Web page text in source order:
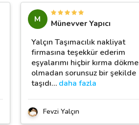
M
Münevver Yapıcı
Yalçın Taşımacılık nakliyat
firmasına teşekkür ederim
eşyalarımı hiçbir kırma dökme
olmadan sorunsuz bir şekilde
taşıdı… daha fazla
Fevzi Yalçın